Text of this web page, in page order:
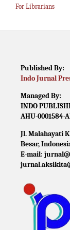
For Librarians
Published By:
Indo Jurnal
Managed By:
INDO
AHU-0001584-
Jl. Malahayati
Besar,
E-mail: